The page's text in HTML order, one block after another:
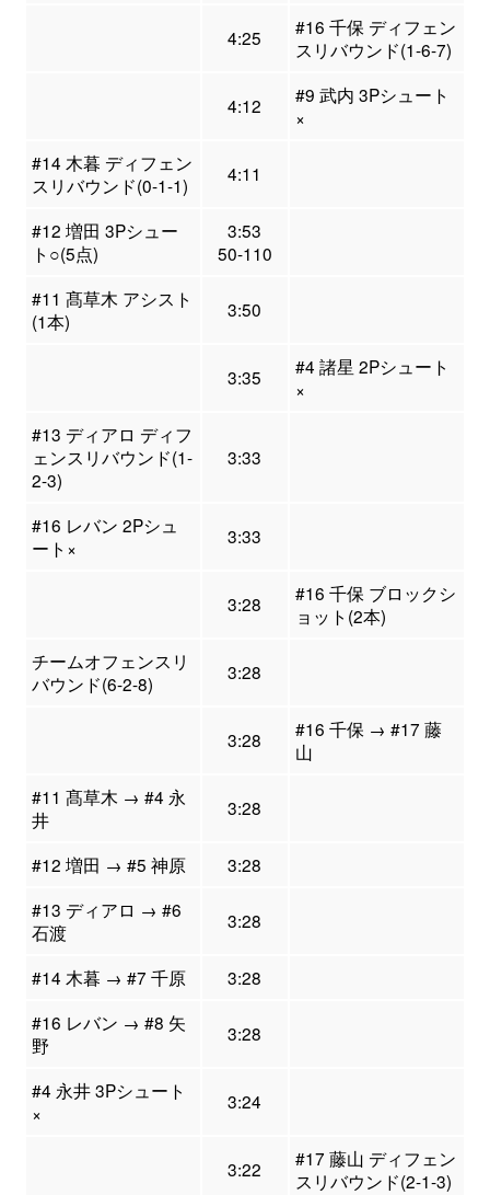
4:25
#16 千保 ディフェン
スリバウンド(1-6-7)
4:12
#9 武内 3Pシュート
×
#14 木暮 ディフェン
スリバウンド(0-1-1)
4:11
#12 増田 3Pシュー
ト○(5点)
3:53
50-110
#11 髙草木 アシスト
(1本)
3:50
3:35
#4 諸星 2Pシュート
×
#13 ディアロ ディフ
ェンスリバウンド(1-
2-3)
3:33
#16 レバン 2Pシュ
ート×
3:33
3:28
#16 千保 ブロックシ
ョット(2本)
チームオフェンスリ
バウンド(6-2-8)
3:28
3:28
#16 千保 → #17 藤
山
#11 髙草木 → #4 永
井
3:28
#12 増田 → #5 神原
3:28
#13 ディアロ → #6
石渡
3:28
#14 木暮 → #7 千原
3:28
#16 レバン → #8 矢
野
3:28
#4 永井 3Pシュート
×
3:24
3:22
#17 藤山 ディフェン
スリバウンド(2-1-3)